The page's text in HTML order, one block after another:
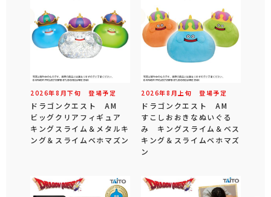
2026年8 月下旬 登場予定
ドラゴンクエスト AM
ビッグクリアフィギュア
キングスライム＆メタルキ
ング＆スライムベホマズン
2026年8 月 上旬 登場予定
ドラゴンクエスト AM
すこしおおきなぬいぐる
み キングスライム＆ベス
キング＆スライムベホマズ
ン